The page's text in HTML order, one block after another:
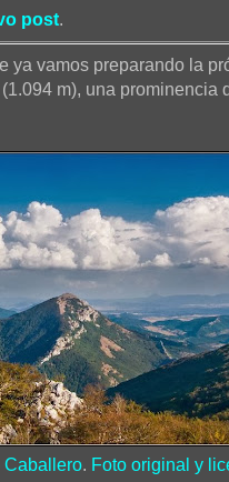
post.
ya vamos preparando la
m), una prominencia
Caballero. Foto original y